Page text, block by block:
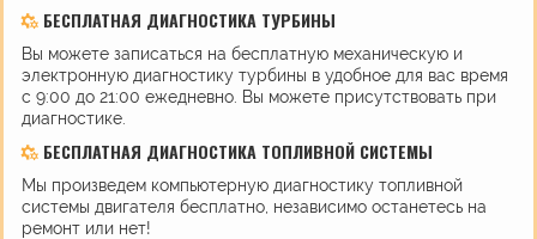
БЕСПЛАТНАЯ ДИАГНОСТИКА ТУРБИНЫ
Вы можете записаться на бесплатную механическую и
электронную диагностику турбины в удобное для вас время
с 9:00 до 21:00 ежедневно. Вы можете присутствовать при
диагностике.
БЕСПЛАТНАЯ ДИАГНОСТИКА ТОПЛИВНОЙ СИСТЕМЫ
Мы произведем компьютерную диагностику топливной
системы двигателя бесплатно, независимо останетесь на
ремонт или нет!